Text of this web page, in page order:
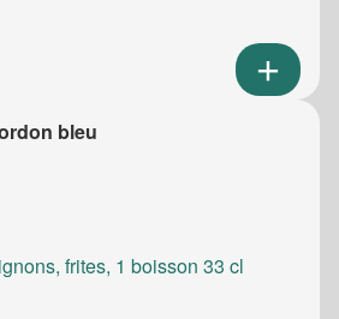
bleu
frites, 1 boisson 33 cl